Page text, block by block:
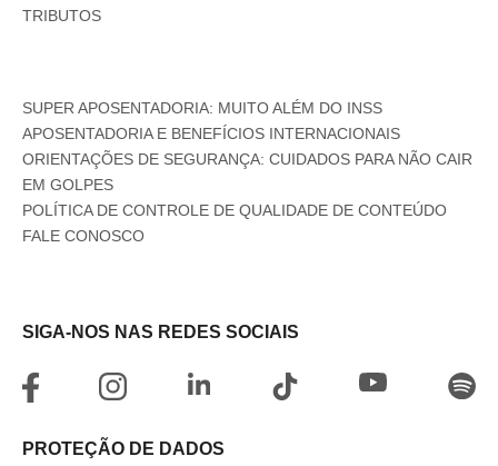
TRIBUTOS
SUPER APOSENTADORIA: MUITO ALÉM DO INSS
APOSENTADORIA E BENEFÍCIOS INTERNACIONAIS
ORIENTAÇÕES DE SEGURANÇA: CUIDADOS PARA NÃO CAIR
EM GOLPES
POLÍTICA DE CONTROLE DE QUALIDADE DE CONTEÚDO
FALE CONOSCO
SIGA-NOS NAS REDES SOCIAIS
PROTEÇÃO DE DADOS